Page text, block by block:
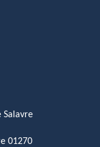
Salavre
01270